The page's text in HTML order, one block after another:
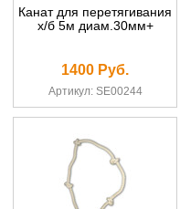
Канат для перетягивания
х/б 5м диам.30мм+
1400 Руб.
Артикул: SE00244